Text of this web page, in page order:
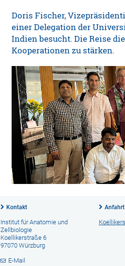
Doris Fischer,
einer Delegation der
Indien besucht. Die Reise
Kooperationen zu stärken.
Kontakt
Institut für Anatomie und
Zellbiologie
Koellikerstraße 6
97070 Würzburg
E-Mail
Anfahrt